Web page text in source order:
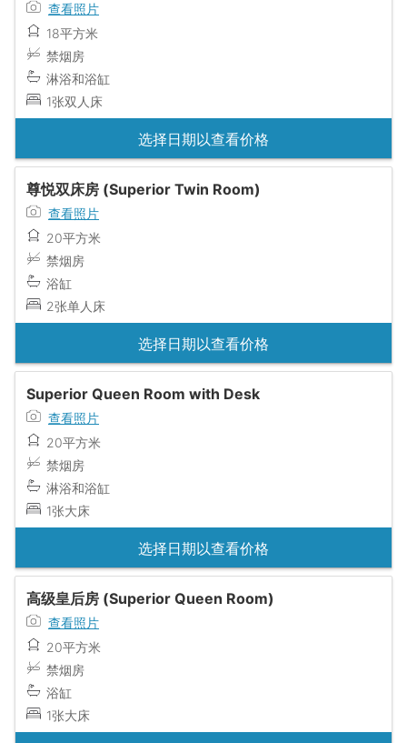
查看照片
18平方米
禁烟房
淋浴和浴缸
1张双人床
选择日期以查看价格
尊悦双床房 (Superior Twin Room)
查看照片
20平方米
禁烟房
浴缸
2张单人床
选择日期以查看价格
Superior Queen Room with Desk
查看照片
20平方米
禁烟房
淋浴和浴缸
1张大床
选择日期以查看价格
高级皇后房 (Superior Queen Room)
查看照片
20平方米
禁烟房
浴缸
1张大床